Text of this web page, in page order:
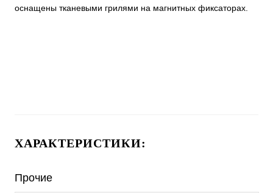
оснащены тканевыми грилями на магнитных фиксаторах.
ХАРАКТЕРИСТИКИ:
Прочие